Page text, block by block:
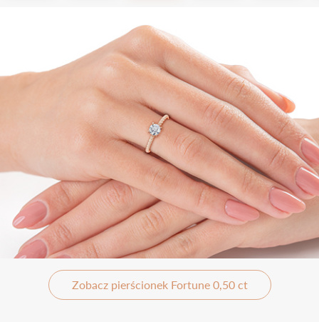
Zobacz pierścionek Fortune 0,50 ct